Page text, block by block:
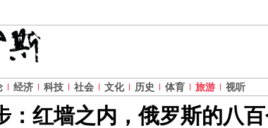
经济 科技 社会 文化 历史 体育 旅游 视听
：红墙之内，俄罗斯的八